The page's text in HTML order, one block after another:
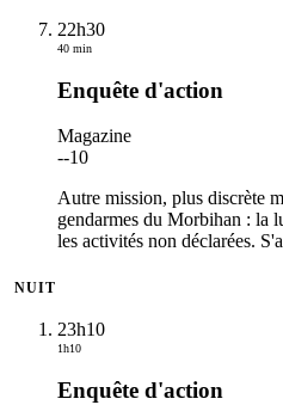
22h30
40 min
Enquête d'action
Magazine
--10
Autre mission, plus discrète
gendarmes du Morbihan : la
les activités non déclarées.
NUIT
23h10
1h10
Enquête d'action